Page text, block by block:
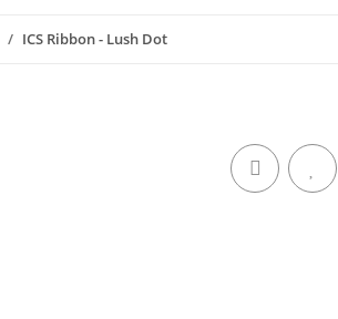
ICS Ribbon - Lush Dot